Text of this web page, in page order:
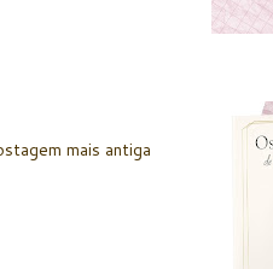
mais antiga